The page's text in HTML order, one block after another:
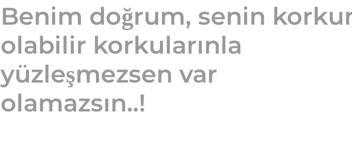
Benim doğrum, senin
olabilir korkularınla
yüzleşmezsen var
olamazsın..!